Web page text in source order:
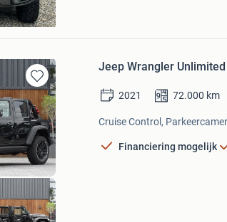
Bewaren
in
Mijn
Favorieten
Jeep Wrangler
2021 72.000 km
Cruise Control,
Financiering mogelijk